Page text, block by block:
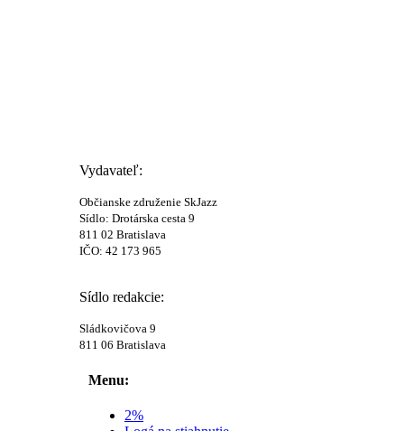
Vydavateľ:
Občianske združenie SkJazz
Sídlo: Drotárska cesta 9
811 02 Bratislava
IČO: 42 173 965
Sídlo redakcie:
Sládkovičova 9
811 06 Bratislava
Menu:
2%